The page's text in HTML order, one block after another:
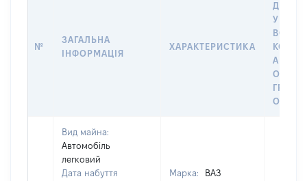
№
ЗАГАЛЬНА
ІНФОРМАЦІЯ
ХАРАКТЕРИСТИКА
ДАТУ
У
АБО
Вид майна:
Автомобіль
легковий
Дата набуття
Марка:
ВАЗ